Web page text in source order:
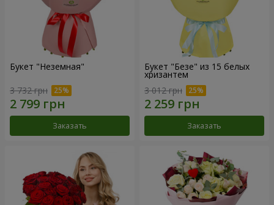
Букет "Неземная"
3 732 грн
Заказать
Букет "Безе" из 15 белых
хризантем
3 012 грн
Заказать